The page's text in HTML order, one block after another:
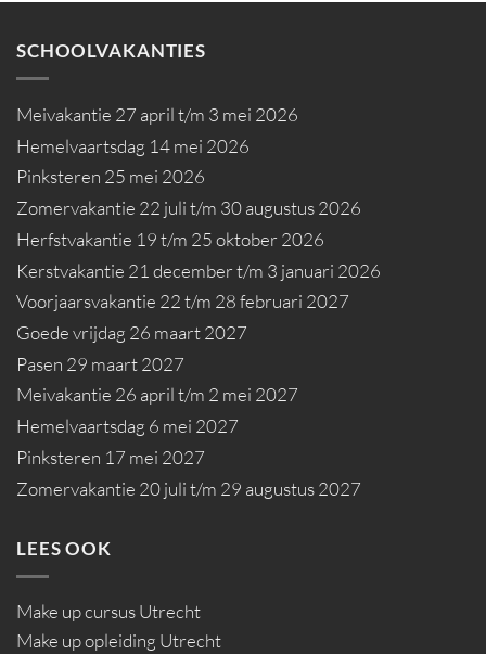
SCHOOLVAKANTIES
Meivakantie 27 april t/m 3 mei 2026
Hemelvaartsdag 14 mei 2026
Pinksteren 25 mei 2026
Zomervakantie 22 juli t/m 30 augustus 2026
Herfstvakantie 19 t/m 25 oktober 2026
Kerstvakantie 21 december t/m 3 januari 2026
Voorjaarsvakantie 22 t/m 28 februari 2027
Goede vrijdag 26 maart 2027
Pasen 29 maart 2027
Meivakantie 26 april t/m 2 mei 2027
Hemelvaartsdag 6 mei 2027
Pinksteren 17 mei 2027
Zomervakantie 20 juli t/m 29 augustus 2027
LEES OOK
Make up cursus Utrecht
Make up opleiding Utrecht